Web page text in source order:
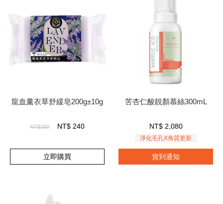
龍血薰衣草舒緩皂200g±10g
NT$290 NT$ 240
立即購買
苦杏仁酸靚顏慕絲300mL
NT$ 2,080
淨化毛孔X角質更新
貨到通知